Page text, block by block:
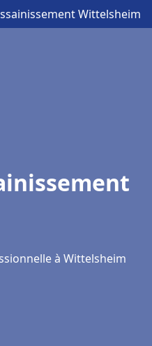
Wittelsheim
à Wittelsheim